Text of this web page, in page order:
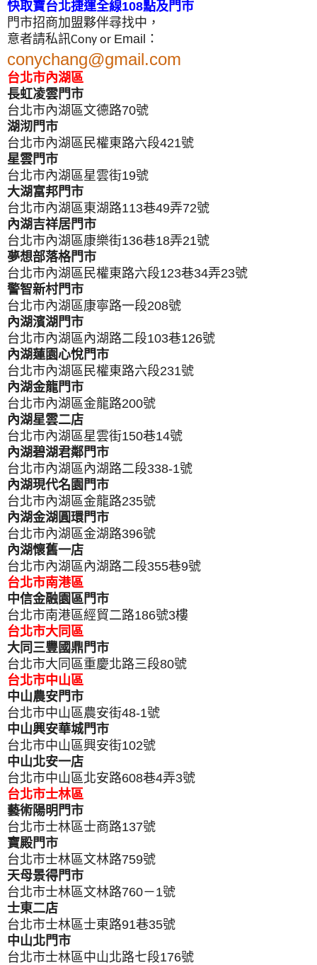
快取寶台北捷運全線108點及門市
門市招商加盟夥伴尋找中，
意者請私訊Cony or Email：
conychang@gmail.com
台北市內湖區
長虹凌雲門市
台北市內湖區文德路70號
湖沏門市
台北市內湖區民權東路六段421號
星雲門市
台北市內湖區星雲街19號
大湖富邦門市
台北市內湖區東湖路113巷49弄72號
內湖吉祥居門市
台北市內湖區康樂街136巷18弄21號
夢想部落格門市
台北市內湖區民權東路六段123巷34弄23號
警智新村門市
台北市內湖區康寧路一段208號
內湖濱湖門市
台北市內湖區內湖路二段103巷126號
內湖蓮園心悅門市
台北市內湖區民權東路六段231號
內湖金龍門市
台北市內湖區金龍路200號
內湖星雲二店
台北市內湖區星雲街150巷14號
內湖碧湖君鄰門市
台北市內湖區內湖路二段338-1號
內湖現代名園門市
台北市內湖區金龍路235號
內湖金湖圓環門市
台北市內湖區金湖路396號
內湖懷舊一店
台北市內湖區內湖路二段355巷9號
台北市南港區
中信金融園區門市
台北市南港區經貿二路186號3樓
台北市大同區
大同三豐國鼎門市
台北市大同區重慶北路三段80號
台北市中山區
中山農安門市
台北市中山區農安街48-1號
中山興安華城門市
台北市中山區興安街102號
中山北安一店
台北市中山區北安路608巷4弄3號
台北市士林區
藝術陽明門市
台北市士林區士商路137號
寶殿門市
台北市士林區文林路759號
天母景得門市
台北市士林區文林路760－1號
士東二店
台北市士林區士東路91巷35號
中山北門市
台北市士林區中山北路七段176號